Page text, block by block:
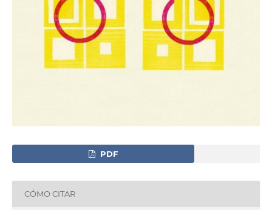
PDF
CÓMO CITAR